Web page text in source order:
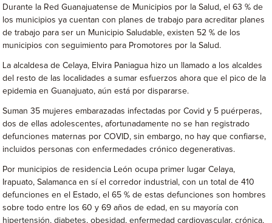
Durante la Red Guanajuatense de Municipios por la Salud, el 63 % de
los municipios ya cuentan con planes de trabajo para acreditar planes
de trabajo para ser un Municipio Saludable, existen 52 % de los
municipios con seguimiento para Promotores por la Salud.
La alcaldesa de Celaya, Elvira Paniagua hizo un llamado a los alcaldes
del resto de las localidades a sumar esfuerzos ahora que el pico de la
epidemia en Guanajuato, aún está por dispararse.
Suman 35 mujeres embarazadas infectadas por Covid y 5 puérperas,
dos de ellas adolescentes, afortunadamente no se han registrado
defunciones maternas por COVID, sin embargo, no hay que confiarse,
incluidos personas con enfermedades crónico degenerativas.
Por municipios de residencia León ocupa primer lugar Celaya,
Irapuato, Salamanca en sí el corredor industrial, con un total de 410
defunciones en el Estado, el 65 % de estas defunciones son hombres
sobre todo entre los 60 y 69 años de edad, en su mayoría con
hipertensión, diabetes, obesidad, enfermedad cardiovascular, crónica,